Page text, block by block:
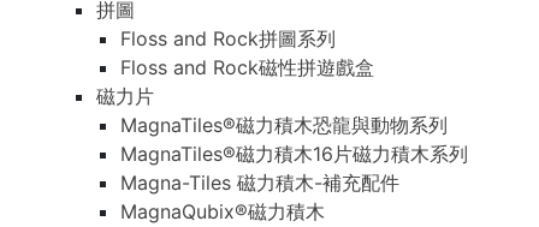
拼圖
Floss and Rock拼圖系列
Floss and Rock磁性拼遊戲盒
磁力片
MagnaTiles®磁力積木恐龍與動物系列
MagnaTiles®磁力積木16片磁力積木系列
Magna-Tiles 磁力積木-補充配件
MagnaQubix®磁力積木